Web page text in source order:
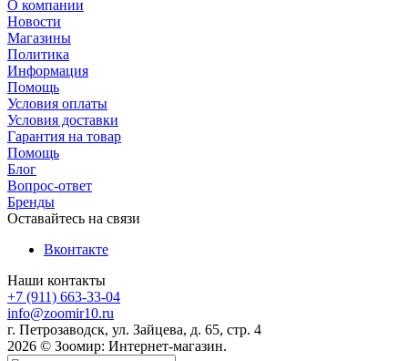
О компании
Новости
Магазины
Политика
Информация
Помощь
Условия оплаты
Условия доставки
Гарантия на товар
Помощь
Блог
Вопрос-ответ
Бренды
Оставайтесь на связи
Вконтакте
Наши контакты
+7 (911) 663-33-04
info@zoomir10.ru
г. Петрозаводск, ул. Зайцева, д. 65, стр. 4
2026 © Зоомир: Интернет-магазин.